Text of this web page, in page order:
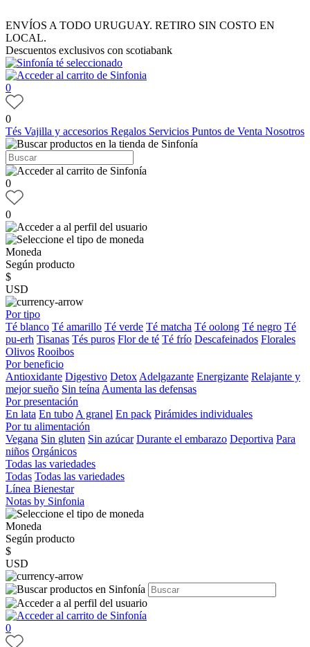
ENVÍOS A TODO URUGUAY. RETIRO SIN COSTO EN
LOCAL.
Descuentos exclusivos con scotiabank
0
0
Tés Vajilla y accesorios Regalos Servicios Puntos de Venta Nosotros
0
0
Moneda
Según producto
$
USD
Por tipo
Té blanco Té amarillo Té verde Té matcha Té oolong Té negro Té
pu-erh Tisanas Tés puros Flor de té Té frío Descafeinados Florales
Olivos Rooibos
Por beneficio
Antioxidante Digestivo Detox Adelgazante Energizante Relajante y
mejor sueño Sin teína Aumenta las defensas
Por presentación
En lata En tubo A granel En pack Pirámides individuales
Por tu alimentación
Vegana Sin gluten Sin azúcar Durante el embarazo Deportiva Para
niños Orgánicos
Todas las variedades
Todas Todas las variedades
Línea Bienestar
Notas by Sinfonia
Moneda
Según producto
$
USD
0